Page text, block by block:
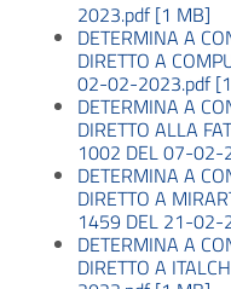
2023.pdf [1 MB]
DETERMINA A
DIRETTO A
02-02-2023.pdf
DETERMINA A
DIRETTO ALLA
1002 DEL 07-02-
DETERMINA A
DIRETTO A
1459 DEL 21-02-
DETERMINA A
DIRETTO A